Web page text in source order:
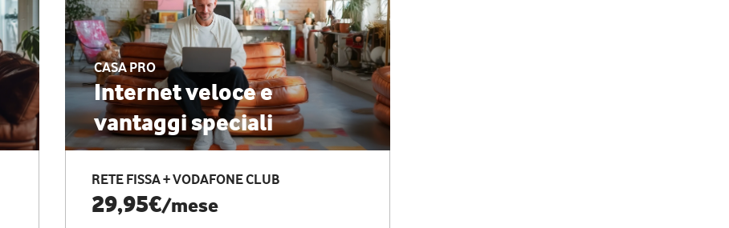
CASA PRO
Internet veloce e
vantaggi speciali
RETE FISSA + VODAFONE CLUB
29,95€/mese